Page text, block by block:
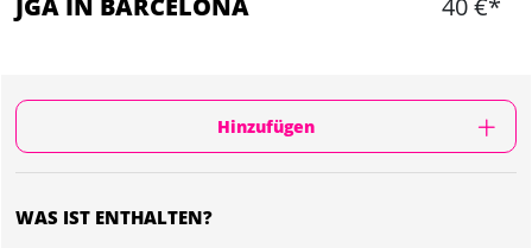
Hinzufügen
WAS IST ENTHALTEN?